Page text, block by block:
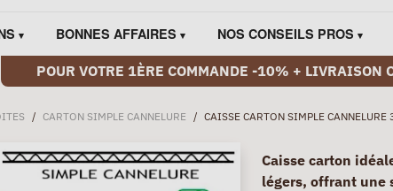
BONNES AFFAIRES NOS CONSEILS PROS
POUR VOTRE 1ÈRE COMMANDE -10% + LIVRAISON
/ CARTON SIMPLE CANNELURE / CAISSE CARTON SIMPLE CANNELURE
Caisse carton
légers, offrant une